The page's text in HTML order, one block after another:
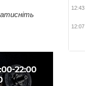
12:43
12:07